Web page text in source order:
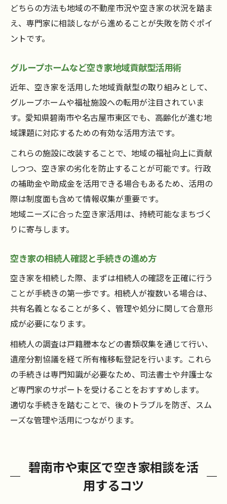
どちらの方法も地域の不動産市況や空き家の状況を踏ま
え、専門家に相談しながら進めることが失敗を防ぐポイ
ントです。
グループホームなど空き家地域貢献型活用術
近年、空き家を活用した地域貢献型の取り組みとして、
グループホームや福祉施設への転用が注目されていま
す。愛知県碧南市や名古屋市東区でも、高齢化が進む地
域課題に対応するための有効な活用方法です。
これらの施設に改装することで、地域の福祉向上に貢献
しつつ、空き家の劣化を防止することが可能です。行政
の補助金や助成金を活用できる場合もあるため、活用の
際は制度面も含めて情報収集が重要です。
地域ニーズに合った空き家活用は、持続可能なまちづく
りに寄与します。
空き家の相続人確認と手続きの進め方
空き家を相続した際、まずは相続人の確認を正確に行う
ことが手続きの第一歩です。相続人が複数いる場合は、
共有名義となることが多く、管理や処分に関して合意形
成が必要になります。
相続人の調査は戸籍謄本などの書類収集を通じて行い、
遺産分割協議を経て所有権移転登記を行います。これら
の手続きは専門知識が必要なため、司法書士や弁護士な
ど専門家のサポートを受けることをおすすめします。
適切な手続きを踏むことで、後のトラブルを防ぎ、スム
ーズな管理や活用につながります。
碧南市や東区で空き家相談を活
用するコツ